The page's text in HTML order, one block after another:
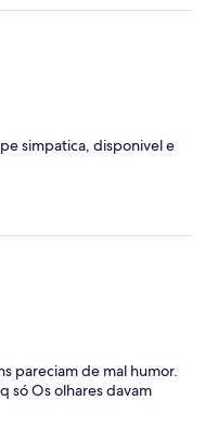
simpatica, disponivel e
pareciam de mal humor.
só Os olhares davam